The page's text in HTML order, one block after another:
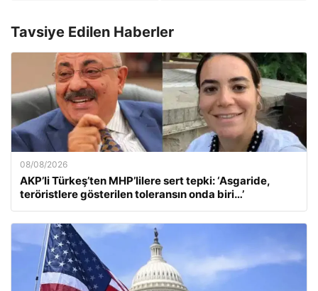
Tavsiye Edilen Haberler
08/08/2026
AKP’li Türkeş’ten MHP’lilere sert tepki: ‘Asgaride,
teröristlere gösterilen toleransın onda biri…’